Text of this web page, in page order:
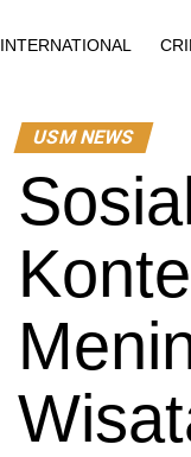
INTERNATIONAL
USM NEWS